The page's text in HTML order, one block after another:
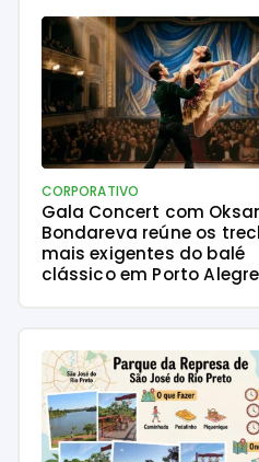
CORPORATIVO
Gala Concert com
Bondareva reúne os
mais exigentes do balé
clássico em Porto Alegre